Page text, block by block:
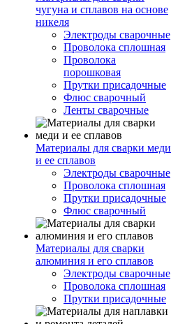
чугуна и сплавов на основе
никеля
Электроды сварочные
Проволока сплошная
Проволока
порошковая
Прутки присадочные
Флюс сварочный
Ленты сварочные
Материалы для сварки меди
и ее сплавов
Электроды сварочные
Проволока сплошная
Прутки присадочные
Флюс сварочный
Материалы для сварки
алюминия и его сплавов
Электроды сварочные
Проволока сплошная
Прутки присадочные